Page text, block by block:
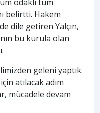
belirtti. Hakem
dile getiren Yalçın,
bu kurula olan
geleni yaptık.
atılacak adım
mücadele devam